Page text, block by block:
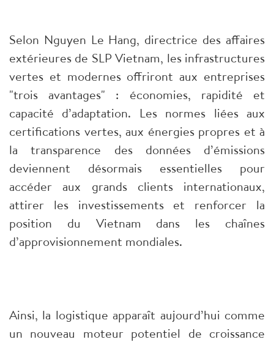
Selon Nguyen Le Hang, directrice des affaires
extérieures de SLP Vietnam, les infrastructures
vertes et modernes offriront aux entreprises
"trois avantages" : économies, rapidité et
capacité d’adaptation. Les normes liées aux
certifications vertes, aux énergies propres et à
la transparence des données d’émissions
deviennent désormais essentielles pour
accéder aux grands clients internationaux,
attirer les investissements et renforcer la
position du Vietnam dans les chaînes
d’approvisionnement mondiales.
Ainsi, la logistique apparaît aujourd’hui comme
un nouveau moteur potentiel de croissance